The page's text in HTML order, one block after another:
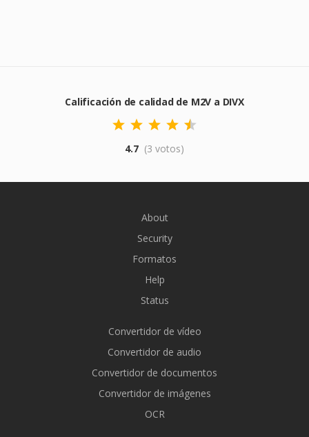
Calificación de calidad de M2V a DIVX
4.7 (3 votos)
About
Security
Formatos
Help
Status
Convertidor de vídeo
Convertidor de audio
Convertidor de documentos
Convertidor de imágenes
OCR